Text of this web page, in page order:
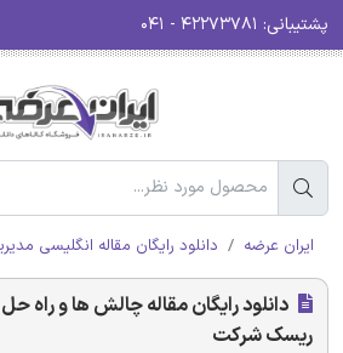
پشتیبانی:
ایران عرضه دانلود رایگان مقاله انگلیسی
دانلود رایگان مقاله چالش ها و راه
ریسک شرکت